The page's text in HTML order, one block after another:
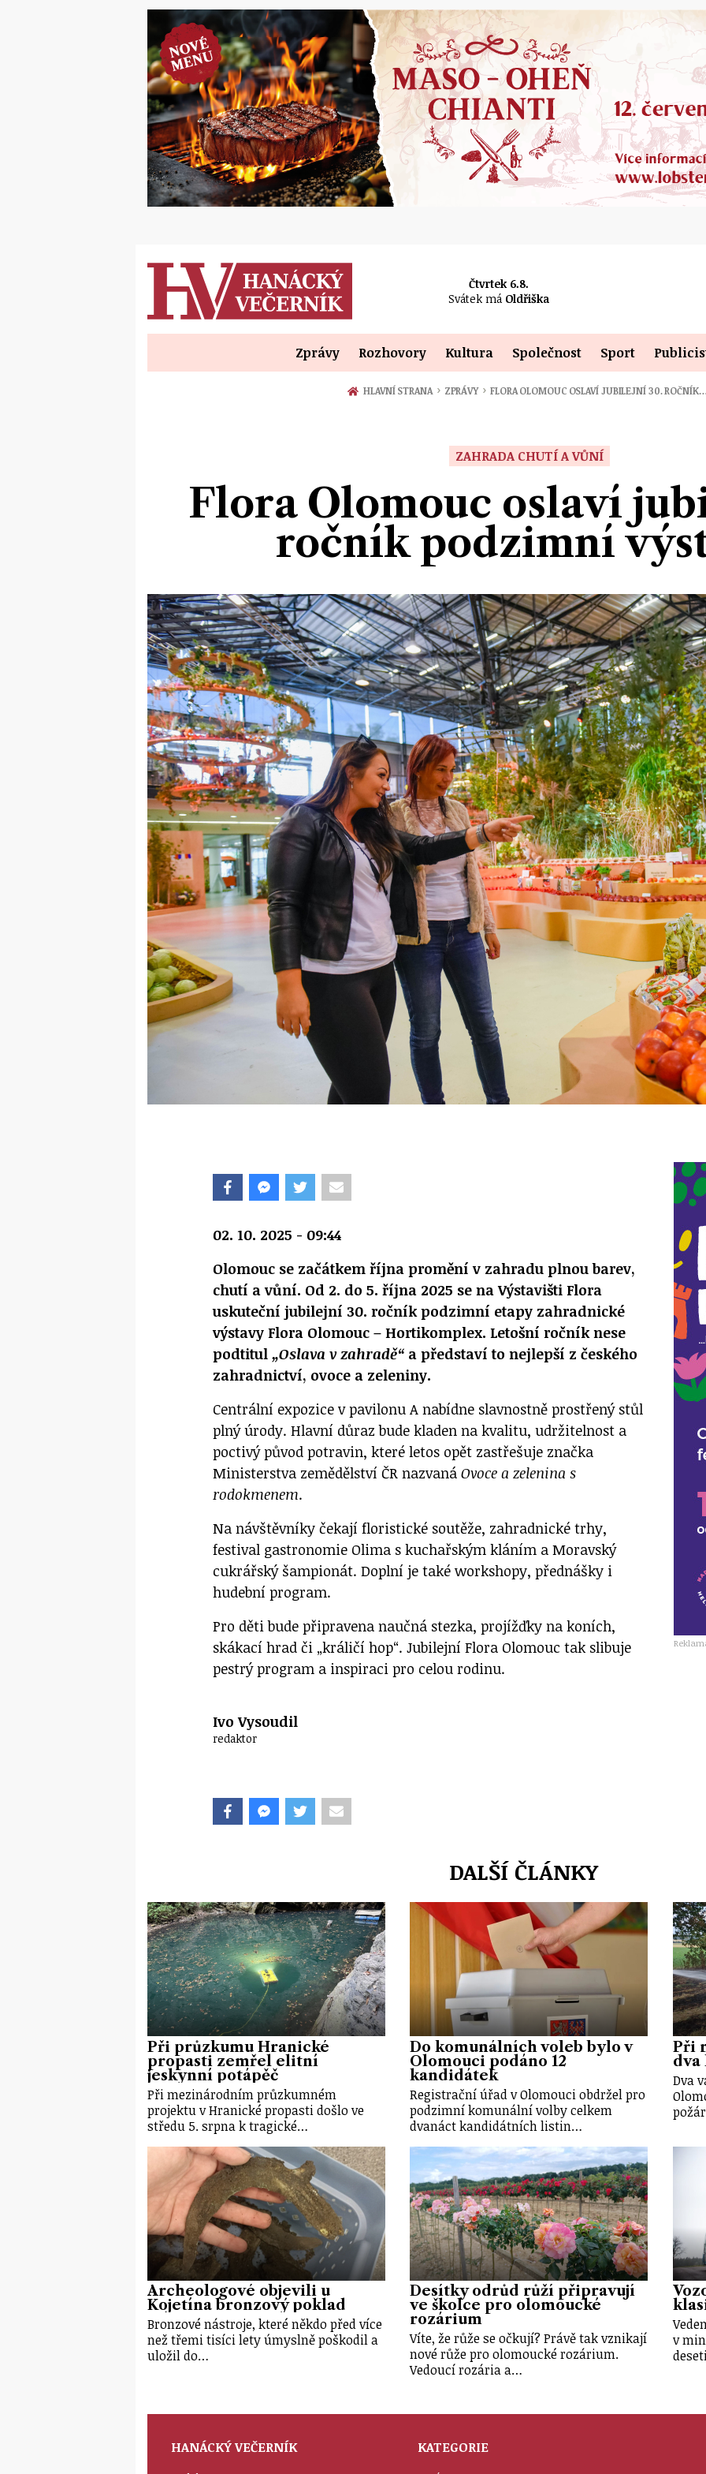
Čtvrtek 6.8.
Svátek má Oldřiška
Zprávy Rozhovory Kultura Společnost Sport
HLAVNÍ STRANA › ZPRÁVY › FLORA OLOMOUC OSLAVÍ JUBILEJNÍ 30.
ZAHRADA CHUTÍ A VŮNÍ
Flora Olomouc oslaví
ročník podzimní
02. 10. 2025 - 09:44
Olomouc se začátkem října promění v zahradu plnou barev,
chutí a vůní. Od 2. do 5. října 2025 se na Výstavišti Flora
uskuteční jubilejní 30. ročník podzimní etapy zahradnické
výstavy Flora Olomouc – Hortikomplex. Letošní ročník nese
podtitul„Oslava v zahradě“ a představí to nejlepší z českého
zahradnictví, ovoce a zeleniny.
Centrální expozice v pavilonu A nabídne slavnostně prostřený stůl
plný úrody. Hlavní důraz bude kladen na kvalitu, udržitelnost a
poctivý původ potravin, které letos opět zastřešuje značka
Ministerstva zemědělství ČR nazvaná Ovoce a zelenina s
rodokmenem.
Na návštěvníky čekají floristické soutěže, zahradnické trhy,
festival gastronomie Olima s kuchařským kláním a Moravský
cukrářský šampionát. Doplní je také workshopy, přednášky i
hudební program.
Pro děti bude připravena naučná stezka, projížďky na koních,
skákací hrad či „králičí hop“. Jubilejní Flora Olomouc tak slibuje
pestrý program a inspiraci pro celou rodinu.
Ivo Vysoudil
redaktor
DALŠÍ ČLÁNKY
Při průzkumu Hranické
propasti zemřel elitní
jeskynní potápěč
Při mezinárodním průzkumném
projektu v Hranické propasti došlo ve
středu 5. srpna k tragické…
Do komunálních voleb bylo v
Olomouci podáno 12
kandidátek
Registrační úřad v Olomouci obdržel pro
podzimní komunální volby celkem
dvanáct kandidátních listin…
Při
dva
Dva
Archeologové objevili u
Kojetína bronzový poklad
Bronzové nástroje, které někdo před více
než třemi tisíci lety úmyslně poškodil a
uložil do…
Desítky odrůd růží připravují
ve školce pro olomoucké
rozárium
Víte, že růže se očkují? Právě tak vznikají
nové růže pro olomoucké rozárium.
Vedoucí rozária a…
v
HANÁCKÝ VEČERNÍK KATEGORIE